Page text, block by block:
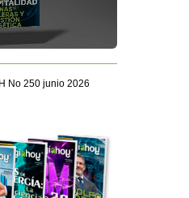
No 250 junio 2026